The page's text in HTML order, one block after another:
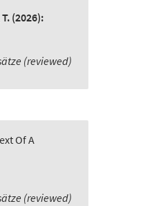
(2026):
(reviewed)
Of A
(reviewed)